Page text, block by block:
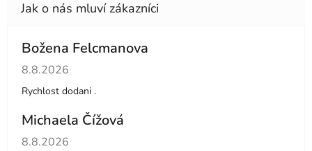
Božena Felcmanova
Hodnocení obchodu je 5 z 5 hvězdiček.
8.8.2026
Rychlost dodani .
Michaela Čížová
Hodnocení obchodu je 5 z 5 hvězdiček.
8.8.2026